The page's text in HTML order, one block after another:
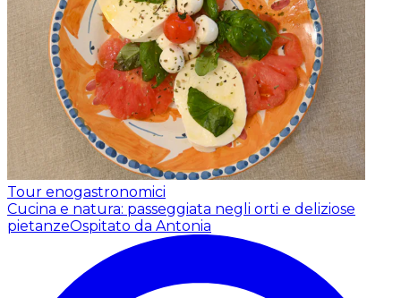
Tour enogastronomici
Cucina e natura: passeggiata negli orti e deliziose
pietanzeOspitato da Antonia